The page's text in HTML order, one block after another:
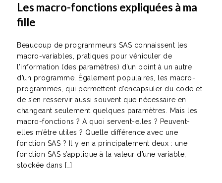
Les macro-fonctions expliquées à ma
fille
Beaucoup de programmeurs SAS connaissent les
macro-variables, pratiques pour véhiculer de
l’information (des paramètres) d’un point à un autre
d’un programme. Également populaires, les macro-
programmes, qui permettent d’encapsuler du code et
de s’en resservir aussi souvent que nécessaire en
changeant seulement quelques paramètres. Mais les
macro-fonctions ? A quoi servent-elles ? Peuvent-
elles m’être utiles ? Quelle différence avec une
fonction SAS ? Il y en a principalement deux : une
fonction SAS s’applique à la valeur d’une variable,
stockée dans […]